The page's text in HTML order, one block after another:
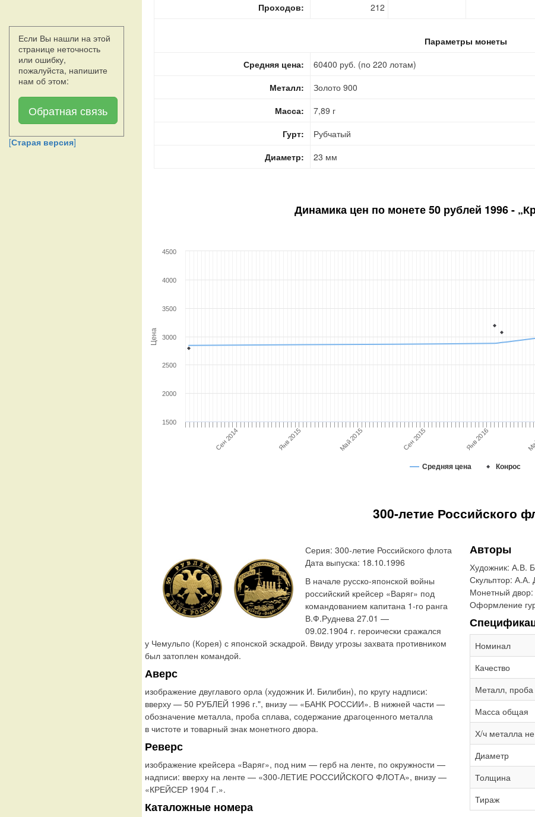
Если Вы нашли на этой
странице неточность
или ошибку,
пожалуйста, напишите
нам об этом:
Обратная связь
[Старая версия]
Проходов:
212
Параметры монеты
Средняя цена:
60400 руб. (по 220 лотам)
Металл:
Золото 900
Масса:
7,89 г
Гурт:
Рубчатый
Диаметр:
23 мм
Динамика цен по монете50 рублей 1996 -
Цена
Средняя цена Конрос
Сен 2014 Янв 2015 Май 2015 Сен 2015 Янв 2016
1500
2000
2500
3000
3500
4000
4500
300-летие Российского
Серия: 300-летие Российского флота
Дата выпуска: 18.10.1996
В начале русско-японской войны
российский крейсер «Варяг» под
командованием капитана 1-го ранга
В.Ф.Руднева 27.01 —
09.02.1904 г. героически сражался
у Чемульпо (Корея) с японской эскадрой. Ввиду угрозы захвата противником
был затоплен командой.
Аверс
изображение двуглавого орла (художник И. Билибин), по кругу надписи:
вверху — 50 РУБЛЕЙ 1996 г.", внизу — «БАНК РОССИИ». В нижней части —
обозначение металла, проба сплава, содержание драгоценного металла
в чистоте и товарный знак монетного двора.
Реверс
изображение крейсера «Варяг», под ним — герб на ленте, по окружности —
надписи: вверху на ленте — «300-ЛЕТИЕ РОССИЙСКОГО ФЛОТА», внизу —
«КРЕЙСЕР 1904 Г.».
Каталожные номера
Авторы
Художник: А.В.
Скульптор: А.А.
Монетный двор:
Оформление
Номинал
Качество
Металл, проба
Масса общая
Х/ч металла
Диаметр
Толщина
Тираж